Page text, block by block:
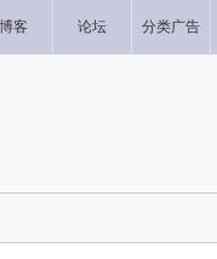
博客 论坛 分类广告